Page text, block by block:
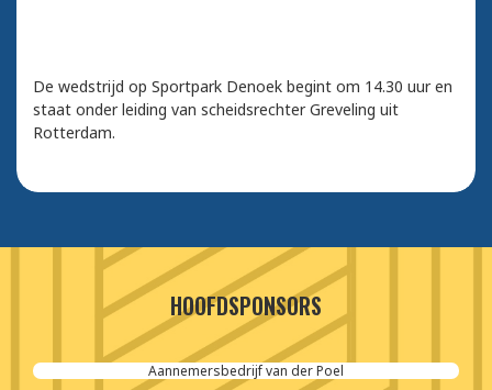
De wedstrijd op Sportpark Denoek begint om 14.30 uur en
staat onder leiding van scheidsrechter Greveling uit
Rotterdam.
HOOFDSPONSORS
Cordeel Nederland